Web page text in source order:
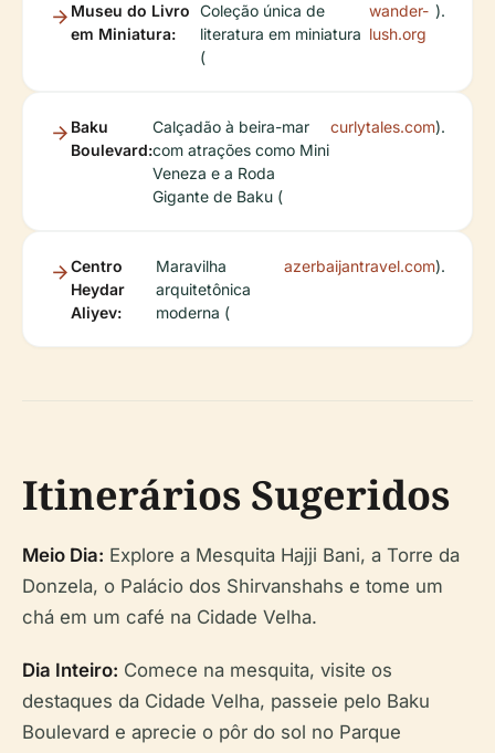
Museu do Livro
em Miniatura:
Coleção única de
literatura em miniatura
(
wander-
lush.org
).
Baku
Boulevard:
Calçadão à beira-mar
com atrações como Mini
Veneza e a Roda
Gigante de Baku (
curlytales.com).
Centro
Heydar
Aliyev:
Maravilha
arquitetônica
moderna (
azerbaijantravel.com).
Itinerários Sugeridos
Meio Dia: Explore a Mesquita Hajji Bani, a Torre da
Donzela, o Palácio dos Shirvanshahs e tome um
chá em um café na Cidade Velha.
Dia Inteiro: Comece na mesquita, visite os
destaques da Cidade Velha, passeie pelo Baku
Boulevard e aprecie o pôr do sol no Parque